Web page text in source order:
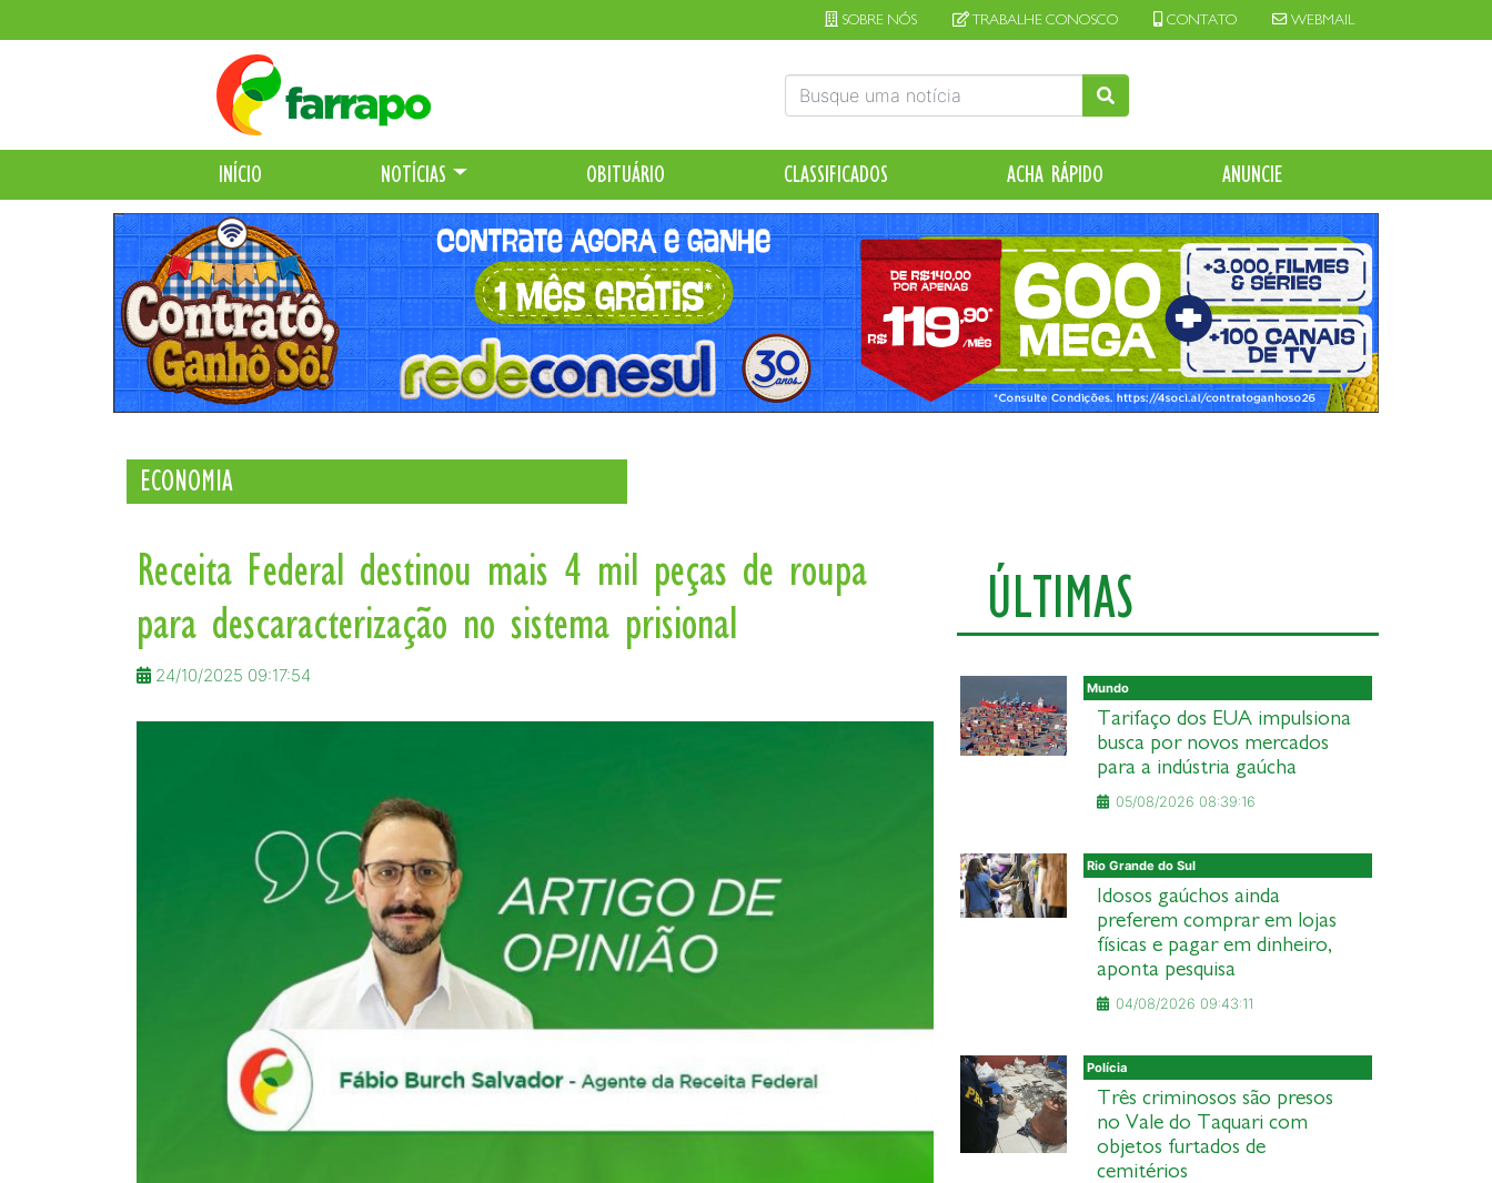
SOBRE NÓS TRABALHE CONOSCO CONTATO WEBMAIL
INÍCIO NOTÍCIAS OBITUÁRIO CLASSIFICADOS ACHA RÁPIDO ANUNCIE
ECONOMIA
Receita Federal destinou mais 4 mil peças de roupa
para descaracterização no sistema prisional
24/10/2025 09:17:54
ÚLTIMAS
Mundo
Tarifaço dos EUA impulsiona
busca por novos mercados
para a indústria gaúcha
05/08/2026 08:39:16
Rio Grande do Sul
Idosos gaúchos ainda
preferem comprar em lojas
físicas e pagar em dinheiro,
aponta pesquisa
04/08/2026 09:43:11
Polícia
Três criminosos são presos
no Vale do Taquari com
objetos furtados de
cemitérios